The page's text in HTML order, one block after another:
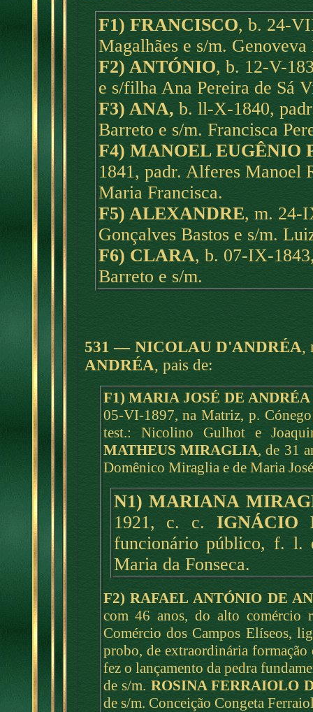
F1) FRANCISCO, b. 24-
Magalhães e s/m.
F2) ANTÓNIO, b. 12-V-
e s/filha Ana Pereira de Sá
F3) ANA, b. ll-X-1840,
Barreto e s/m. Francisca
F4) MANOEL EUGÊNIO
1841, padr. Alferes Manoel
Maria Francisca.
F5) ALEXANDRE, m. 24-
Gonçalves Bastos e s/m.
F6) CLARA, b. 07-IX-
Barreto e s/m.
531 — NICOLAU D'ANDRÉA,
ANDRÉA, pais de:
F1) MARIA JOSÉ DE
05-VI-1897, na Matriz, p.
test.: Nicolino Gulhot e
MATHEUS MIRAGLIA, de 31
Domênico Miraglia e de Maria
N1) MARIANA
1921, c. c.IGNÁCIO
funcionário público, f. l.
Maria da Fonseca.
F2) RAFAEL ANTÓNIO DE
com 46 anos, do alto comércio
Comércio dos Campos Elíseos,
probo, de extraordinária
fez o lançamento da pedra
de s/m.ROSINA FERRAIOLO
de s/m. Conceição Congeta